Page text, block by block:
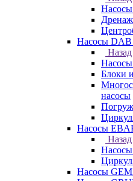
Насосы DAB
Назад
Блоки
насосы
Насосы
Назад
Насосы